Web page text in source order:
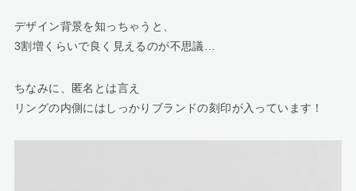
デザイン背景を知っちゃうと、
3割増くらいで良く見えるのが不思議…
ちなみに、匿名とは言え
リングの内側にはしっかりブランドの刻印が入っています！